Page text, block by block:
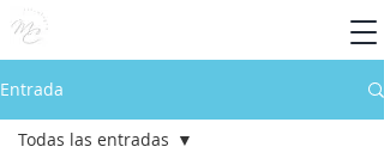
Entrada
Todas las entradas